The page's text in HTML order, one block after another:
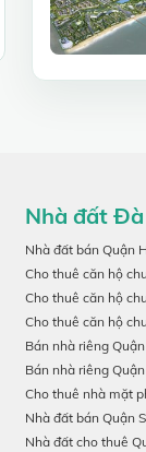
Nhà đất
Nhà đất bán Quận
Cho thuê căn hộ
Cho thuê căn hộ
Cho thuê căn hộ
Bán nhà riêng
Bán nhà riêng
Cho thuê nhà mặt
Nhà đất bán Quận
Nhà đất cho thuê